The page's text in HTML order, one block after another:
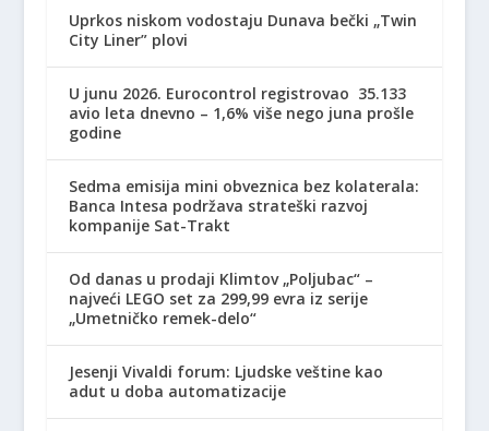
Uprkos niskom vodostaju Dunava bečki „Twin
City Liner” plovi
U junu 2026. Eurocontrol registrovao 35.133
avio leta dnevno – 1,6% više nego juna prošle
godine
Sedma emisija mini obveznica bez kolaterala:
Banca Intesa podržava strateški razvoj
kompanije Sat-Trakt
Od danas u prodaji Klimtov „Poljubac“ –
najveći LEGO set za 299,99 evra iz serije
„Umetničko remek-delo“
Jesenji Vivaldi forum: Ljudske veštine kao
adut u doba automatizacije